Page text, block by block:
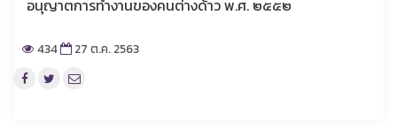
อนุญาตการทำงานของคนต่างด้าว พ.ศ. ๒๕๕๒
434 27 ต.ค. 2563